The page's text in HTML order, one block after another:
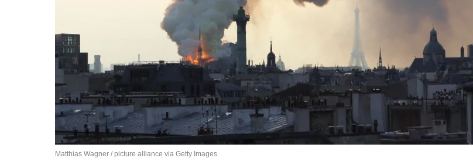
Matthias Wagner / picture alliance via Getty Images